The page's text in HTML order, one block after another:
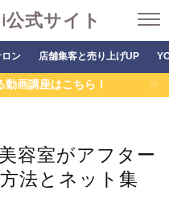
式サイト
ン 店舗集客と売り上げUP
動画講座はこちら！
容室がアフター
法とネット集